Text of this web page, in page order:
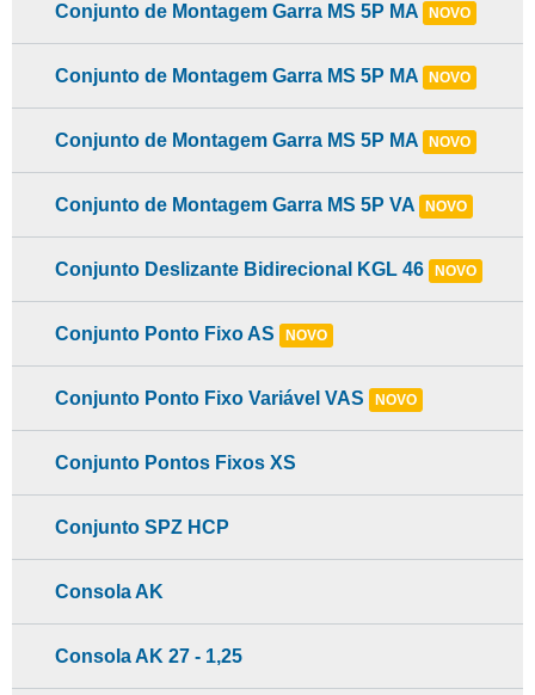
Conjunto de Montagem Garra MS 5P MA NOVO
Conjunto de Montagem Garra MS 5P MA NOVO
Conjunto de Montagem Garra MS 5P MA NOVO
Conjunto de Montagem Garra MS 5P VA NOVO
Conjunto Deslizante Bidirecional KGL 46 NOVO
Conjunto Ponto Fixo AS NOVO
Conjunto Ponto Fixo Variável VAS NOVO
Conjunto Pontos Fixos XS
Conjunto SPZ HCP
Consola AK
Consola AK 27 - 1,25